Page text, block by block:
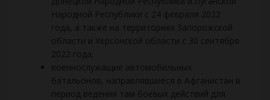
Народной Республики с 24 февраля 2022
года, а также на территориях Запорожской
области и Херсонской области с 30 сентября
2022 года;
военнослужащие автомобильных
батальонов, направлявшиеся в Афганистан в
период ведения там боевых действий для